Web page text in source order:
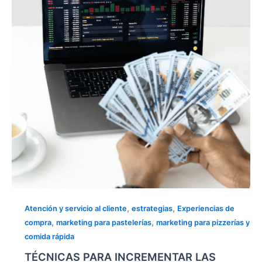
Atención y servicio al cliente, estrategias, Experiencias de
compra, marketing para pastelerías, marketing para pizzerías y
comida rápida
TÉCNICAS PARA INCREMENTAR LAS
VENTAS
EN
NEGOCIO